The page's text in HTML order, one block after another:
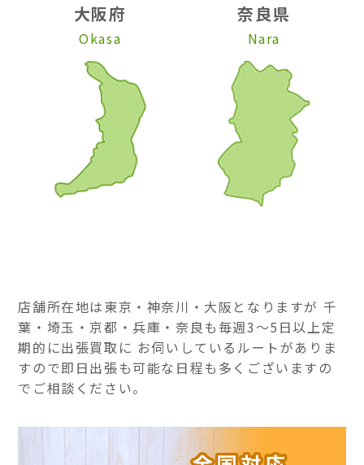
大阪府
Okasa
奈良県
Nara
店舗所在地は東京・神奈川・大阪となりますが 千
葉・埼玉・京都・兵庫・奈良も毎週3～5日以上定
期的に出張買取に お伺いしているルートがありま
すので即日出張も可能な日程も多くございますの
でご相談ください。